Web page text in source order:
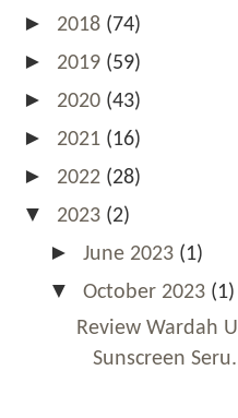
► 2018 (74)
► 2019 (59)
► 2020 (43)
► 2021 (16)
► 2022 (28)
▼ 2023 (2)
► June 2023 (1)
▼ October 2023 (1)
Review Wardah
Sunscreen